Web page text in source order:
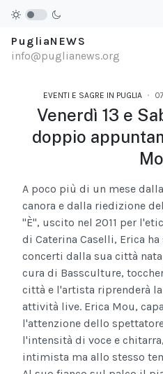
PugliaNEWS
info@puglianews.org
EVENTI E SAGRE IN PUGLIA
Venerdì 13 e
doppio
A poco più di un mese
canora e dalla riedizione
"È", uscito nel 2011 per
di Caterina Caselli, Erica
concerti dalla sua città
cura di Bassculture,
città e l'artista riprenderà
attività live. Erica Mou,
l'attenzione dello
l'intensità di voce e
intimista ma allo stesso